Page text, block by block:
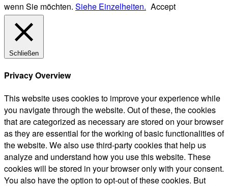
wenn Sie möchten. Siehe Einzelheiten. Accept
Schließen
Privacy Overview
This website uses cookies to improve your experience while
you navigate through the website. Out of these, the cookies
that are categorized as necessary are stored on your browser
as they are essential for the working of basic functionalities of
the website. We also use third-party cookies that help us
analyze and understand how you use this website. These
cookies will be stored in your browser only with your consent.
You also have the option to opt-out of these cookies. But